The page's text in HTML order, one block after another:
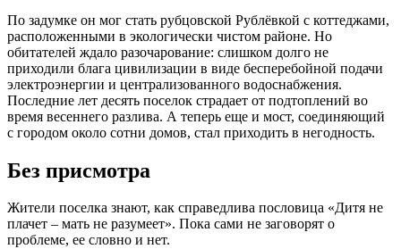
По задумке он мог стать рубцовской Рублёвкой с коттеджами,
расположенными в экологически чистом районе. Но
обитателей ждало разочарование: слишком долго не
приходили блага цивилизации в виде бесперебойной подачи
электроэнергии и централизованного водоснабжения.
Последние лет десять поселок страдает от подтоплений во
время весеннего разлива. А теперь еще и мост, соединяющий
с городом около сотни домов, стал приходить в негодность.
Без присмотра
Жители поселка знают, как справедлива пословица «Дитя не
плачет – мать не разумеет». Пока сами не заговорят о
проблеме, ее словно и нет.